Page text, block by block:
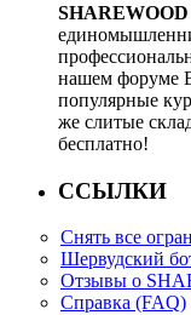
SHAREWOOD
нашем форуме
популярные
же слитые
бесплатно!
ССЫЛКИ
Снять все
Шервудский
Отзывы о
Справка (FAQ)